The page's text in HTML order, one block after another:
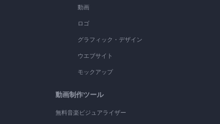
動画
ロゴ
グラフィック・デザイン
ウエブサイト
モックアップ
動画制作ツール
無料音楽ビジュアライザー